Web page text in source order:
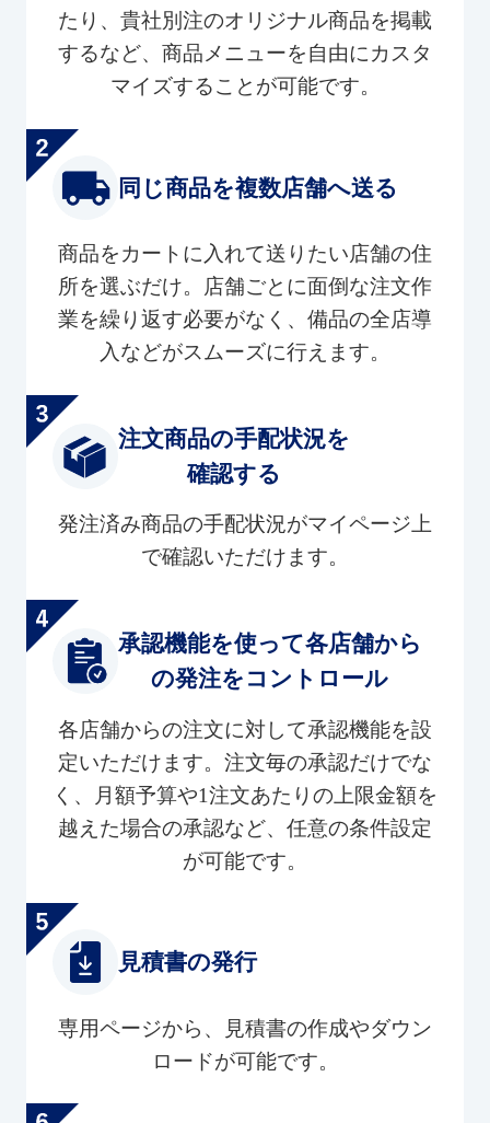
たり、貴社別注のオリジナル商品を掲載
するなど、商品メニューを自由にカスタ
マイズすることが可能です。
同じ商品を複数店舗へ送る
商品をカートに入れて送りたい店舗の住
所を選ぶだけ。店舗ごとに面倒な注文作
業を繰り返す必要がなく、備品の全店導
入などがスムーズに行えます。
注文商品の手配状況を
確認する
発注済み商品の手配状況がマイページ上
で確認いただけます。
承認機能を使って各店舗から
の発注をコントロール
各店舗からの注文に対して承認機能を設
定いただけます。注文毎の承認だけでな
く、月額予算や1注文あたりの上限金額を
越えた場合の承認など、任意の条件設定
が可能です。
見積書の発行
専用ページから、見積書の作成やダウン
ロードが可能です。